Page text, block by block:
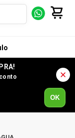
OK